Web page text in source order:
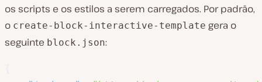
os scripts e os estilos a serem carregados. Por padrão,
o create-block-interactive-template gera o
seguinte block.json: